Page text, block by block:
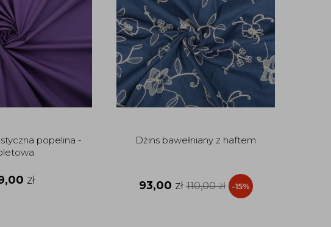
popelina -
zł
Dżins bawełniany z haftem
93,00 zł 110,00zł -15%